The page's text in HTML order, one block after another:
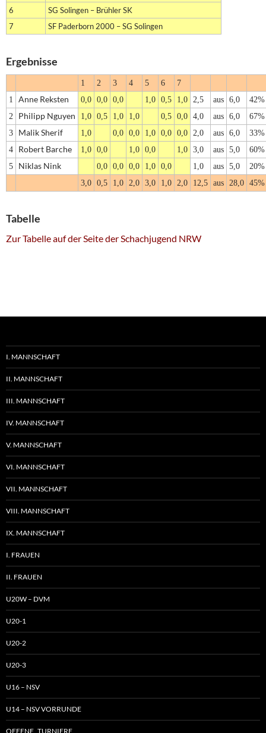
6
SG Solingen – Brühler SK
7
SF Paderborn 2000 – SG Solingen
Ergebnisse
1 2 3 4 5 6
7
1
Anne Reksten 0,0 0,0 0,0 1,0 0,5 1,0 2,5 aus 6,0
42%
2
Philipp Nguyen 1,0 0,5 1,0 1,0 0,5 0,0 4,0 aus 6,0
67%
3
Malik Sherif 1,0 0,0 0,0 1,0 0,0 0,0 2,0 aus 6,0
33%
4
Robert Barche 1,0 0,0 1,0 0,0 1,0 3,0 aus 5,0
60%
5
Niklas Nink 0,0 0,0 0,0 1,0 0,0 1,0 aus 5,0
20%
3,0 0,5 1,0 2,0 3,0 1,0 2,0 12,5 aus 28,0 45%
Tabelle
Zur Tabelle auf der Seite der Schachjugend NRW
I. MANNSCHAFT
II. MANNSCHAFT
III. MANNSCHAFT
IV. MANNSCHAFT
V. MANNSCHAFT
VI. MANNSCHAFT
VII. MANNSCHAFT
VIII. MANNSCHAFT
IX. MANNSCHAFT
I. FRAUEN
II. FRAUEN
U20W – DVM
U20-1
U20-2
U20-3
U16 – NSV
U14 – NSV VORRUNDE
OFFENE TURNIERE